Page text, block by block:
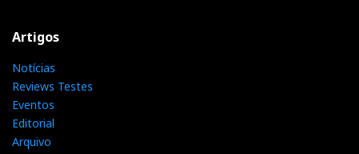
Artigos
Notícias
Reviews Testes
Eventos
Editorial
Arquivo